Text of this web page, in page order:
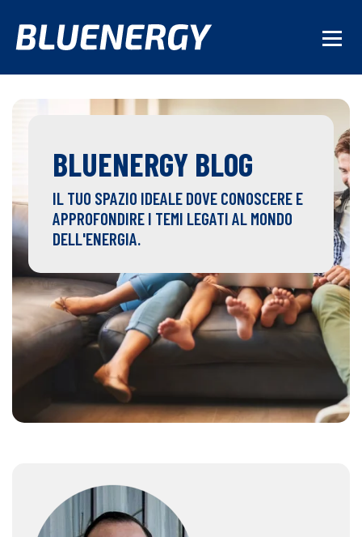
BLUENERGY BLOG
IL TUO SPAZIO IDEALE DOVE CONOSCERE E
APPROFONDIRE I TEMI LEGATI AL MONDO
DELL'ENERGIA.